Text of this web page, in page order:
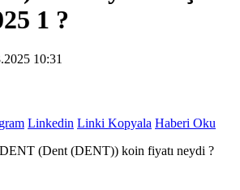
1 ?
10:31
Linkedin Linki Kopyala Haberi Oku
(Dent (DENT)) koin fiyatı neydi ?